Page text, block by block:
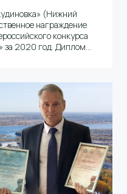
(Нижний
награждение
конкурса
за 2020 год. Дипломы
Андрей Саносян и
Нижегородской
АО «Волга» в
участие
по